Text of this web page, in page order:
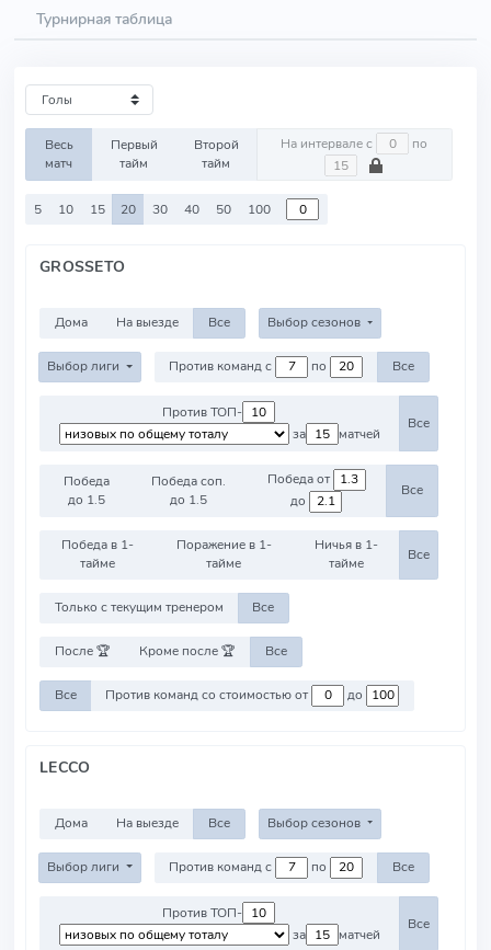
Турнирная таблица
Весь
матч
Первый
тайм
Второй
тайм
На интервале с по
5 10 15 20 30 40 50 100
GROSSETO
Дома На выезде Все Выбор сезонов
Выбор лиги Против команд с по Все
Против ТОП-
за
матчей
Все
Победа
до 1.5
Победа соп.
до 1.5
Победа от
до
Все
Победа в 1-
тайме
Поражение в 1-
тайме
Ничья в 1-
тайме
Все
Только с текущим тренером Все
После 🏆 Кроме после 🏆 Все
Все Против команд со стоимостью от до
LECCO
Дома На выезде Все Выбор сезонов
Выбор лиги Против команд с по Все
Против ТОП-
за
матчей
Все